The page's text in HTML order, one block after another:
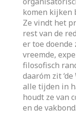
komen kijken
Ze vindt het
rest van de
er toe doende
vreemde,
filosofisch
daaróm zit
alle tijden in
houdt ze van
en de vakbond.